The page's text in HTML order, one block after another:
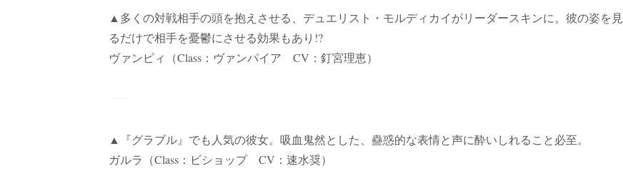
▲多くの対戦相手の頭を抱えさせる、デュエリスト・モルディカイがリーダースキンに。彼の姿を見
るだけで相手を憂鬱にさせる効果もあり!?
ヴァンピィ（Class：ヴァンパイア CV：釘宮理恵）
▲『グラブル』でも人気の彼女。吸血鬼然とした、蠱惑的な表情と声に酔いしれること必至。
ガルラ（Class：ビショップ CV：速水奨）